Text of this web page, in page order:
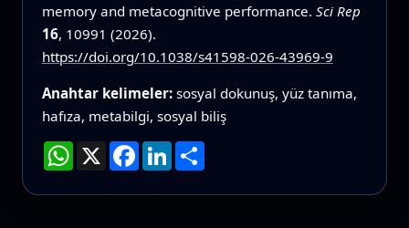
memory and metacognitive performance. Sci Rep
16, 10991 (2026).
https://doi.org/10.1038/s41598-026-43969-9
Anahtar kelimeler: sosyal dokunuş, yüz tanıma,
hafıza, metabilgi, sosyal biliş
WhatsApp
X Facebook
LinkedInPaylaş